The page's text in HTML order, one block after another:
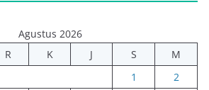
Agustus 2026
R K J S
M
1
2